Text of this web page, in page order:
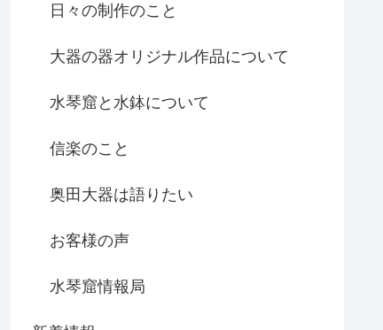
日々の制作のこと
大器の器オリジナル作品について
水琴窟と水鉢について
信楽のこと
奥田大器は語りたい
お客様の声
水琴窟情報局